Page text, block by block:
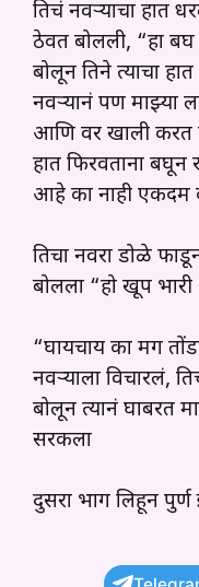
तिचं नवऱ्याचा हात
ठेवत बोलली, “हा
बोलून तिने त्याचा
नवऱ्यानं पण माझ्या
आणि वर खाली करत
हात फिरवताना
आहे का नाही
तिचा नवरा डोळे
बोलला “हो खूप
“घायचाय का मग
नवऱ्याला विचारलं,
बोलून त्यानं घाबरत
सरकला
दुसरा भाग लिहून